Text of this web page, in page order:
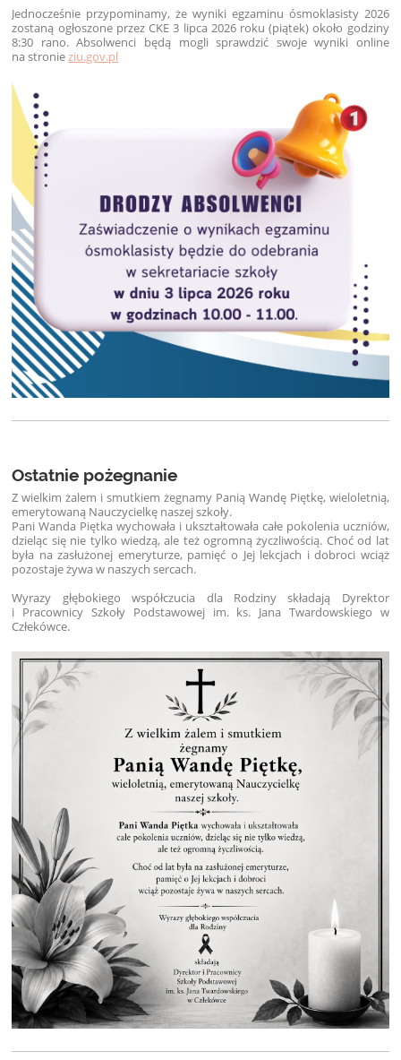
Jednocześnie przypominamy, że wyniki egzaminu ósmoklasisty 2026
zostaną ogłoszone przez CKE 3 lipca 2026 roku (piątek) około godziny
8:30 rano. Absolwenci będą mogli sprawdzić swoje wyniki online
na stronieziu.gov.pl
Ostatnie pożegnanie
Z wielkim żalem i smutkiem żegnamy Panią Wandę Piętkę, wieloletnią,
emerytowaną Nauczycielkę naszej szkoły.
Pani Wanda Piętka wychowała i ukształtowała całe pokolenia uczniów,
dzieląc się nie tylko wiedzą, ale też ogromną życzliwością. Choć od lat
była na zasłużonej emeryturze, pamięć o Jej lekcjach i dobroci wciąż
pozostaje żywa w naszych sercach.
Wyrazy głębokiego współczucia dla Rodziny składają Dyrektor
i Pracownicy Szkoły Podstawowej im. ks. Jana Twardowskiego w
Człekówce.